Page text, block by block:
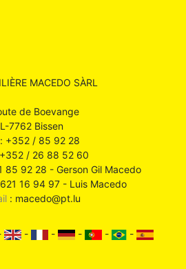
MACEDO SÀRL
de Boevange
L-7762 Bissen
+352 / 85 92 28
/ 26 88 52 60
92 28 - Gerson Gil Macedo
16 94 97 - Luis Macedo
: macedo@pt.lu
- - - - -